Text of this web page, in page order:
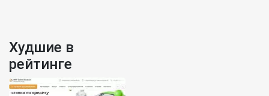
Худшие в
рейтинге